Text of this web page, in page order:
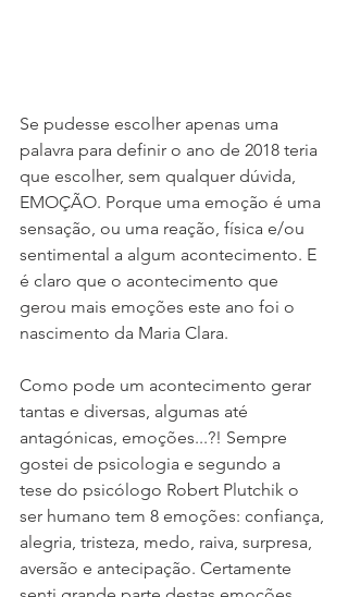
Se pudesse escolher apenas uma
palavra para definir o ano de 2018 teria
que escolher, sem qualquer dúvida,
EMOÇÃO. Porque uma emoção é uma
sensação, ou uma reação, física e/ou
sentimental a algum acontecimento. E
é claro que o acontecimento que
gerou mais emoções este ano foi o
nascimento da Maria Clara.
Como pode um acontecimento gerar
tantas e diversas, algumas até
antagónicas, emoções...?! Sempre
gostei de psicologia e segundo a
tese do psicólogo Robert Plutchik o
ser humano tem 8 emoções: confiança,
alegria, tristeza, medo, raiva, surpresa,
aversão e antecipação. Certamente